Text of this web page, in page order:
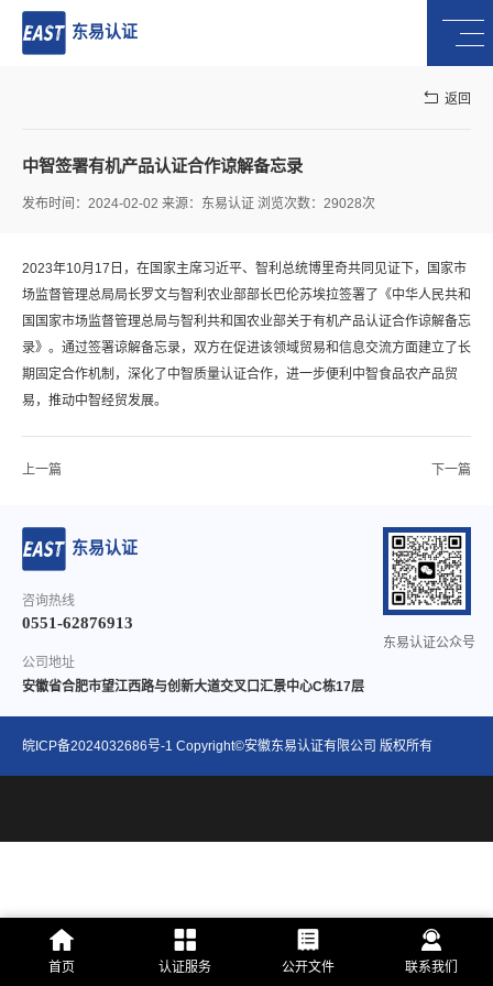
东易认证
返回
中智签署有机产品认证合作谅解备忘录
发布时间：2024-02-02 来源：东易认证 浏览次数：29028次
2023年10月17日，在国家主席习近平、智利总统博里奇共同见证下，国家市
场监督管理总局局长罗文与智利农业部部长巴伦苏埃拉签署了《中华人民共和
国国家市场监督管理总局与智利共和国农业部关于有机产品认证合作谅解备忘
录》。通过签署谅解备忘录，双方在促进该领域贸易和信息交流方面建立了长
期固定合作机制，深化了中智质量认证合作，进一步便利中智食品农产品贸
易，推动中智经贸发展。
上一篇 下一篇
东易认证
咨询热线
0551-62876913
公司地址
安徽省合肥市望江西路与创新大道交叉口汇景中心C栋17层
东易认证公众号
皖ICP备2024032686号-1 Copyright©安徽东易认证有限公司 版权所有
首页 认证服务 公开文件 联系我们